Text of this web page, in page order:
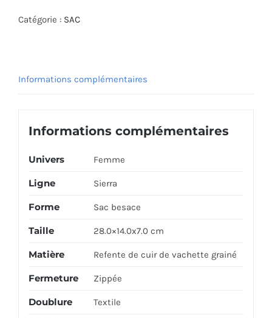
BESACE
Catégorie : SAC
Informations complémentaires
Informations complémentaires
Univers Femme
Ligne Sierra
Forme Sac besace
Taille 28.0×14.0x7.0 cm
Matière Refente de cuir de vachette grainé
Fermeture Zippée
Doublure Textile